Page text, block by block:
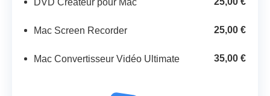
DVD Créateur pour Mac
Mac Screen Recorder 25,00 €
Mac Convertisseur Vidéo Ultimate 35,00 €